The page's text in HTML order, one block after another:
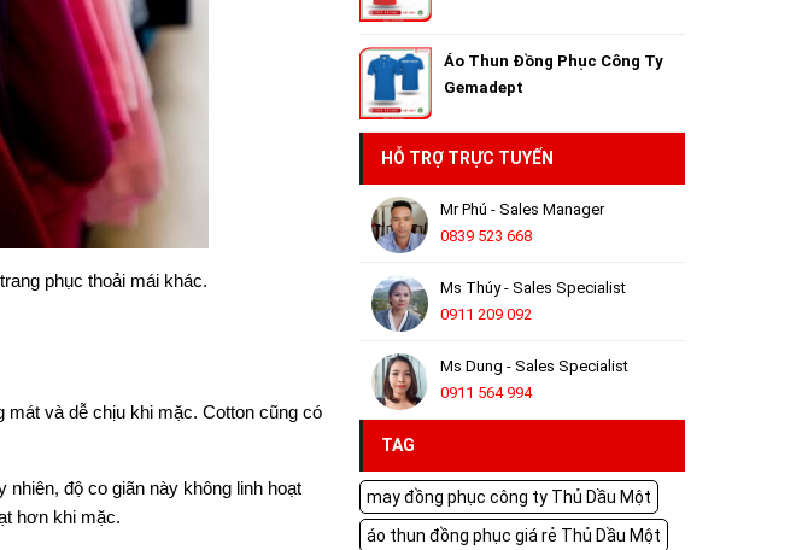
phục thoải mái khác.
và dễ chịu khi mặc. Cotton cũng có
nhiên, độ co giãn này không linh hoạt
hơn khi mặc.
Áo Thun Đồng Phục Công Ty
Gemadept
HỖ TRỢ TRỰC TUYẾN
Mr Phú - Sales Manager
0839 523 668
Ms Thúy - Sales Specialist
0911 209 092
Ms Dung - Sales Specialist
0911 564 994
TAG
may đồng phục công ty Thủ Dầu Một
áo thun đồng phục giá rẻ Thủ Dầu Một